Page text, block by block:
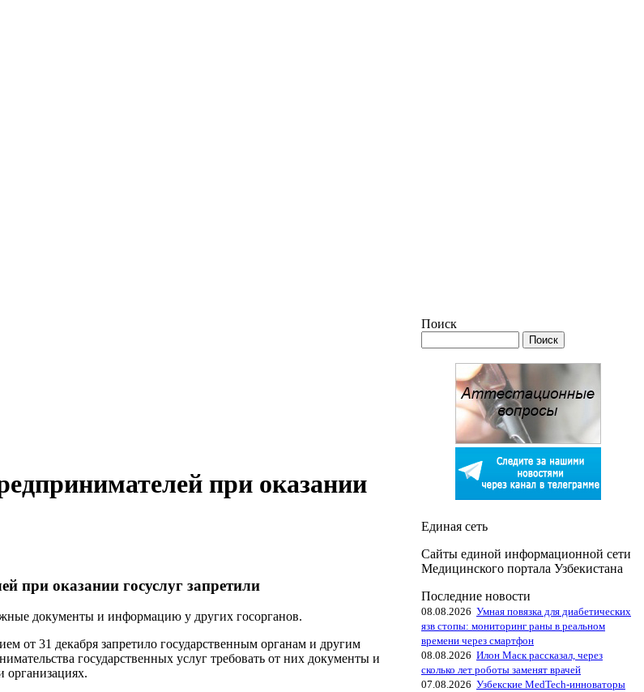
при оказании
при оказании госуслуг запретили
документы и информацию у других госорганов.
от 31 декабря запретило государственным органам и другим
государственных услуг требовать от них документы и
Поиск
Единая сеть
Сайты единой информационной сети
Медицинского портала Узбекистана
Последние новости
08.08.2026 Умная повязка для диабетических
язв стопы: мониторинг раны в реальном
времени через смартфон
08.08.2026 Илон Маск рассказал, через
сколько лет роботы заменят врачей
07.08.2026 Узбекские MedTech-инноваторы